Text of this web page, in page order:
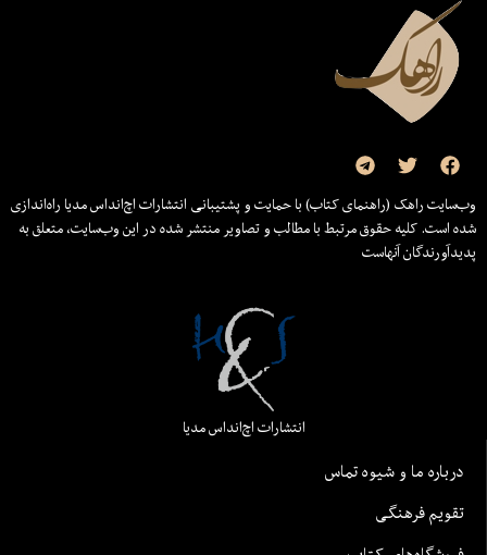
وب‌سایت راهک (راهنمای کتاب) با حمایت و پشتیبانی انتشارات اچ‌اند‌اس مدیا راه‌اندازی
شده است. کلیه حقوق مرتبط با مطالب و تصاویر منتشر شده در این وب‌سایت، متعلق به
پدیدآورندگان آنهاست
انتشارات اچ‌اند‌اس مدیا
درباره ما و شیوه تماس
تقویم فرهنگی